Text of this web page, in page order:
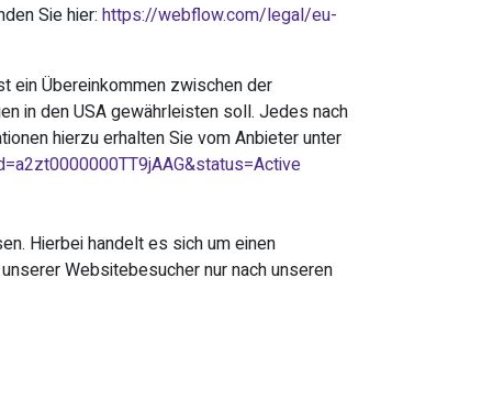
Sie hier: https://webflow.com/legal/eu-
ein Übereinkommen zwischen der
in den USA gewährleisten soll. Jedes nach
hierzu erhalten Sie vom Anbieter unter
Hierbei handelt es sich um einen
Websitebesucher nur nach unseren